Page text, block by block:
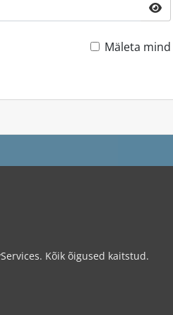
Mäleta mind
Kõik õigused kaitstud.